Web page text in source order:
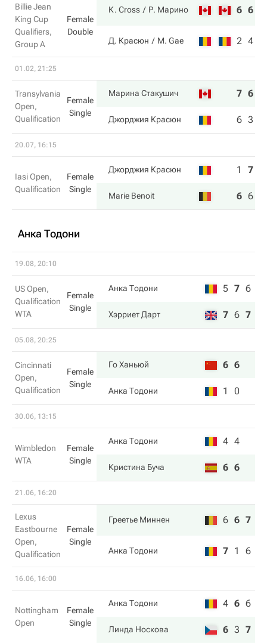
Billie Jean
King Cup
Qualifiers,
Group A
Female
Double
K. Cross Р. Марино 6 6
Д. Красюн M. Gae 2 4
01.02, 21:25
Transylvania
Open,
Qualification
Female
Single
Марина Стакушич 7 6
Джорджия Красюн 6 3
20.07, 16:15
Iasi Open,
Qualification
Female
Single
Джорджия Красюн 1 7
Marie Benoit 6 6
Анка Тодони
19.08, 20:10
US Open,
Qualification
WTA
Female
Single
Анка Тодони 5 7 6
Хэрриет Дарт 7 6 7
05.08, 20:25
Cincinnati
Open,
Qualification
Female
Single
Го Ханьюй 6 6
Анка Тодони 1 0
30.06, 13:15
Wimbledon
WTA
Female
Single
Анка Тодони 4 4
Кристина Буча 6 6
21.06, 16:20
Lexus
Eastbourne
Open,
Qualification
Female
Single
Греетье Миннен 6 6 7
Анка Тодони 7 1 6
16.06, 16:00
Nottingham
Open
Female
Single
Анка Тодони 4 6 6
Линда Носкова 6 3 7